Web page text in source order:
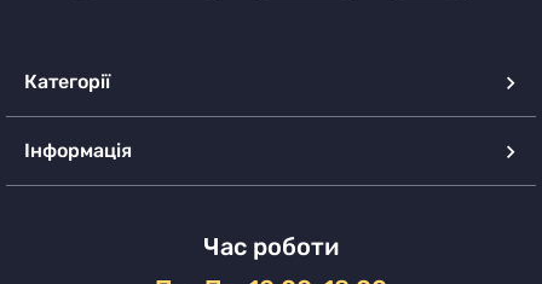
Категорії
Інформація
Час роботи